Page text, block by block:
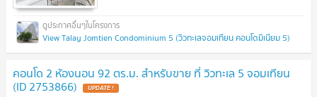
View Talay Jomtien Condominium 5 (วิวทะเลจอมเทียน คอนโดมิเนียม 5)
คอนโด 2 ห้องนอน 92 ตร.ม. สำหรับขาย ที่ วิวทะเล 5 จอมเทียน
(ID 2753866) UPDATE !